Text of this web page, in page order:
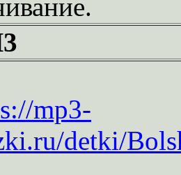
mp3-
detki/